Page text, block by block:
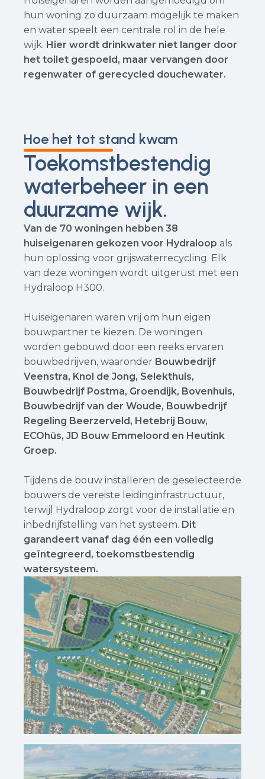
hun woning zo duurzaam mogelijk te maken
en water speelt een centrale rol in de hele
wijk. Hier wordt drinkwater niet langer door
het toilet gespoeld, maar vervangen door
regenwater of gerecycled douchewater.
Hoe het tot stand kwam
Toekomstbestendig
waterbeheer in een
duurzame wijk.
Van de 70 woningen hebben 38
huiseigenaren gekozen voor Hydraloop als
hun oplossing voor grijswaterrecycling. Elk
van deze woningen wordt uitgerust met een
Hydraloop H300.
Huiseigenaren waren vrij om hun eigen
bouwpartner te kiezen. De woningen
worden gebouwd door een reeks ervaren
bouwbedrijven, waaronder Bouwbedrijf
Veenstra, Knol de Jong, Selekthuis,
Bouwbedrijf Postma, Groendijk, Bovenhuis,
Bouwbedrijf van der Woude, Bouwbedrijf
Regeling Beerzerveld, Hetebrij Bouw,
ECOhûs, JD Bouw Emmeloord en Heutink
Groep.
Tijdens de bouw installeren de geselecteerde
bouwers de vereiste leidinginfrastructuur,
terwijl Hydraloop zorgt voor de installatie en
inbedrijfstelling van het systeem. Dit
garandeert vanaf dag één een volledig
geïntegreerd, toekomstbestendig
watersysteem.